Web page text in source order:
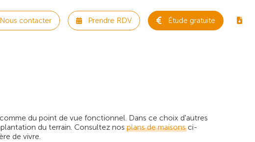
Nous contacter Prendre RDV Étude gratuite
du point de vue fonctionnel. Dans ce choix d'autres
du terrain. Consultez nosplans de maisonsci-
de vivre.